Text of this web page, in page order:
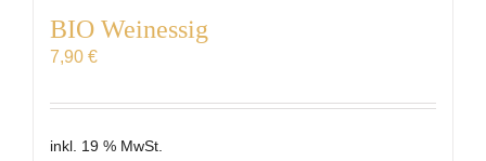
BIO Weinessig
7,90 €
inkl. 19 % MwSt.